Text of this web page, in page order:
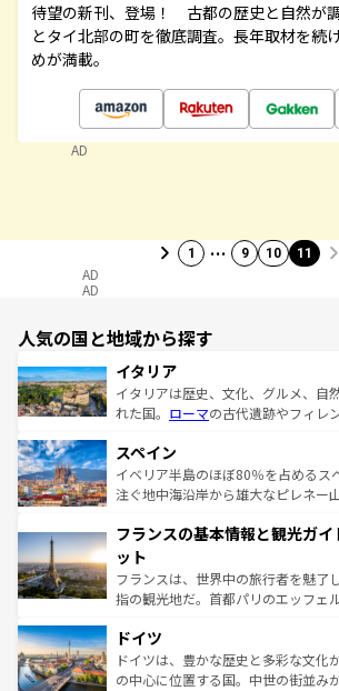
待望の新刊、登場！ 古都の歴史と自然が
とタイ北部の町を徹底調査。長年取材を続
めが満載。
AD
1 … 9 10 11
AD
AD
人気の国と地域から探す
イタリア
イタリアは歴史、文化、グルメ、自
れた国。 ローマの古代遺跡やフィレ
ろん、トスカーナの美しい田園風景
景など、自然景観も見逃せない。観
ピザやパスタなど、絶品のイタリア
ませてくれるイタリアで、忘れられ
なお、新着のイタリア情報は
しい。
スペイン
イベリア半島のほぼ80％を占めるス
注ぐ地中海沿岸から雄大なピレネー
文化が根付くこの国では、情熱的な
れる闘牛、そして美味しいタパスが
る。首都マドリードの洗練された雰
アートに溢れた街角から、地方では
せる。地方によって風土や気候が異
性で訪れる人を魅
ンテンツ一覧を参照してほしい。
フランスの基本情報と観光ガ
ット
フランスは、世界中の旅行者を魅了
指の観光地だ。首都パリのエッフェ
で、幅広い魅力が詰まっている。華
聖堂、美しいビーチ、そして豊かな
から魅了する。また、フランスは美
ドイツ
ドイツは、豊かな歴史と多彩な文化
の中心に位置する国。中世の街並み